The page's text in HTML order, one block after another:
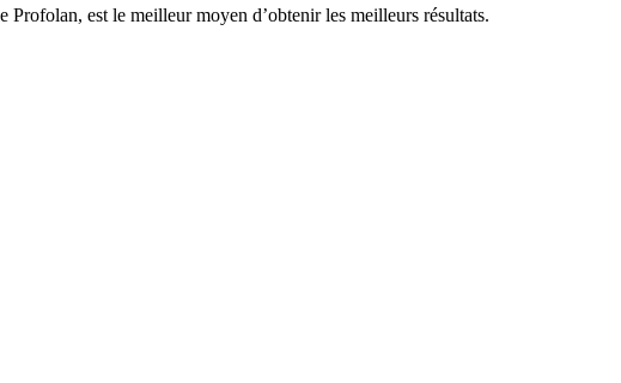
est le meilleur moyen d’obtenir les meilleurs résultats.